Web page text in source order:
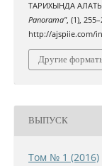
ТАРИХЫНДА
Panorama", (1),
http://ajspiie.com/
Другие
ВЫПУСК
Том № 1 (2016)